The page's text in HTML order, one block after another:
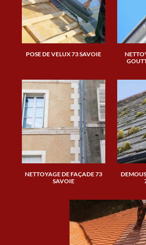
POSE DE VELUX 73 SAVOIE
NETTOYAGE DE FAÇADE 73
SAVOIE